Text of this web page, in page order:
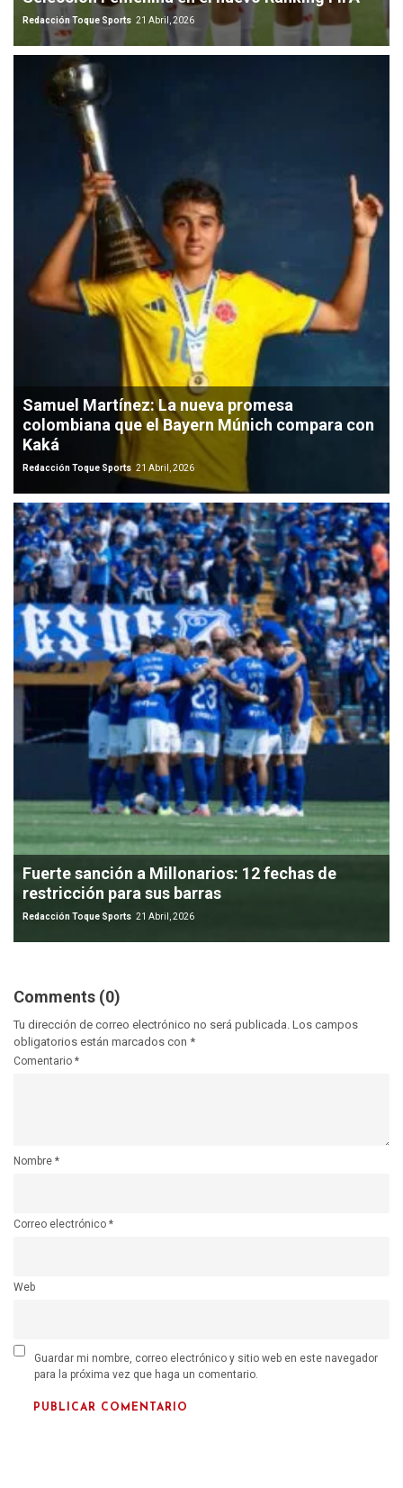
Redacción Toque Sports 21 Abril, 2026
Samuel Martínez: La nueva promesa
colombiana que el Bayern Múnich compara con
Kaká
Redacción Toque Sports 21 Abril, 2026
Fuerte sanción a Millonarios: 12 fechas de
restricción para sus barras
Redacción Toque Sports 21 Abril, 2026
Comments (0)
Tu dirección de correo electrónico no será publicada. Los campos
obligatorios están marcados con *
Comentario *
Nombre *
Correo electrónico *
Web
Guardar mi nombre, correo electrónico y sitio web en este navegador
para la próxima vez que haga un comentario.